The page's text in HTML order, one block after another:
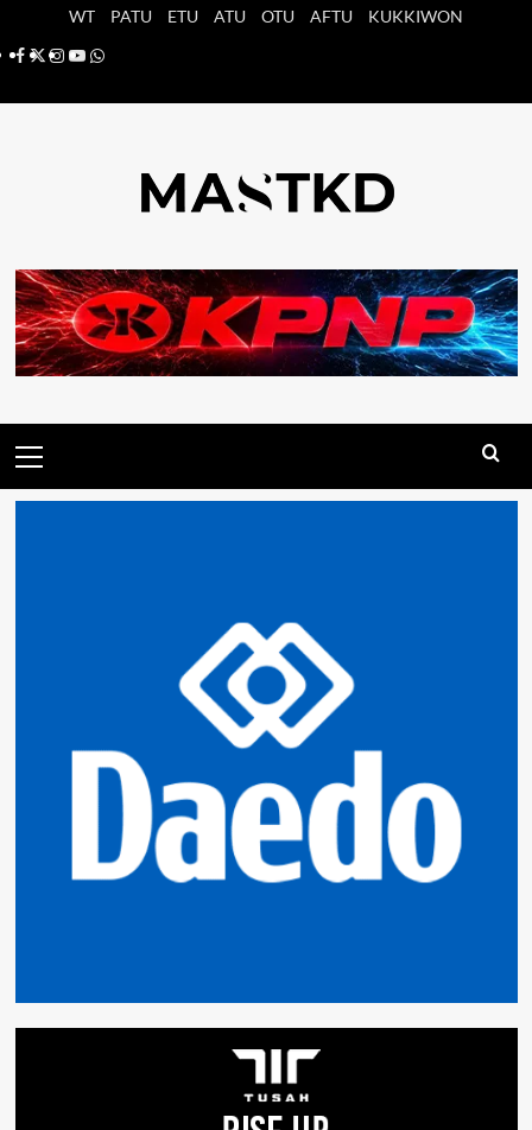
WT PATU ETU ATU OTU AFTU
KUKKIWON
Facebook
X Instagram
YouTube
Whatsapp
principal